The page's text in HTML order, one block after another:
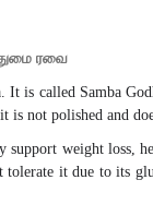
ரவை
It is called Samba
is not polished and
support weight loss,
tolerate it due to its